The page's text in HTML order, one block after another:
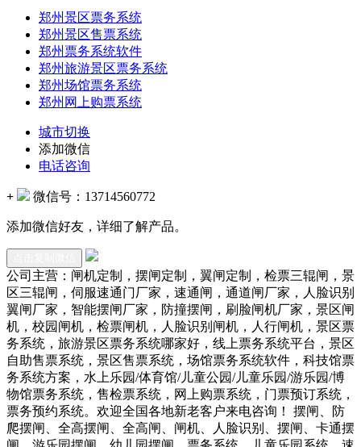
郑州景区票务系统
郑州景区售票系统
郑州票务系统软件
郑州旅游景区票务系统
郑州场馆票务系统
郑州网上购票系统
城市切换
添加微信
电话咨询
+ 微信号： 13714560772
添加微信好友，详细了解产品。
公司主营：闸机定制，摆闸定制，翼闸定制，检票三辊闸，景
区三辊闸，伺服速通门厂家，速通闸，通道闸厂家，人脸识别
翼闸厂家，智能摆闸厂家，防撞摆闸，刷脸闸机厂家，景区闸
机，校园闸机，检票闸机，人脸识别闸机，人行闸机，景区票
务系统，旅游景区票务系统哪家好，线上票务系统平台，景区
自助售票系统，景区售票系统，场馆票务系统软件，科技馆票
务系统方案，水上乐园/体育馆/儿童公园/儿童乐园/游乐园/博
物馆票务系统，售检票系统，网上购票系统，门票预订系统，
票务预约系统。欢迎全国各地新老客户来电咨询！ 摆闸、防
爬摆闸、全高摆闸、全高闸、闸机、人脸识别、摆闸、卡通摆